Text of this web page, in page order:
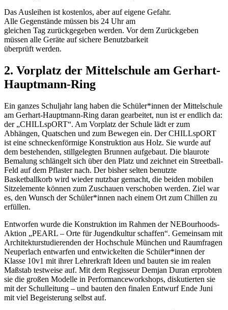
Das Ausleihen ist kostenlos, aber auf eigene Gefahr.
Alle Gegenstände müssen bis 24 Uhr am
gleichen Tag zurückgegeben werden. Vor dem Zurückgeben
müssen alle Geräte auf sichere Benutzbarkeit
überprüft werden.
2. Vorplatz der Mittelschule am Gerhart-
Hauptmann-Ring
Ein ganzes Schuljahr lang haben die Schüler*innen der Mittelschule
am Gerhart-Hauptmann-Ring daran gearbeitet, nun ist er endlich da:
der „CHILLspORT“. Am Vorplatz der Schule lädt er zum
Abhängen, Quatschen und zum Bewegen ein. Der CHILLspORT
ist eine schneckenförmige Konstruktion aus Holz. Sie wurde auf
dem bestehenden, stillgelegten Brunnen aufgebaut. Die blaurote
Bemalung schlängelt sich über den Platz und zeichnet ein Streetball-
Feld auf dem Pflaster nach. Der bisher selten benutzte
Basketballkorb wird wieder nutzbar gemacht, die beiden mobilen
Sitzelemente können zum Zuschauen verschoben werden. Ziel war
es, den Wunsch der Schüler*innen nach einem Ort zum Chillen zu
erfüllen.
Entworfen wurde die Konstruktion im Rahmen der NEBourhoods-
Aktion „PEARL – Orte für Jugendkultur schaffen“. Gemeinsam mit
Architekturstudierenden der Hochschule München und Raumfragen
Neuperlach entwarfen und entwickelten die Schüler*innen der
Klasse 10v1 mit ihrer Lehrerkraft Ideen und bauten sie im realen
Maßstab testweise auf. Mit dem Regisseur Demjan Duran erprobten
sie die großen Modelle in Performanceworkshops, diskutierten sie
mit der Schulleitung – und bauten den finalen Entwurf Ende Juni
mit viel Begeisterung selbst auf.